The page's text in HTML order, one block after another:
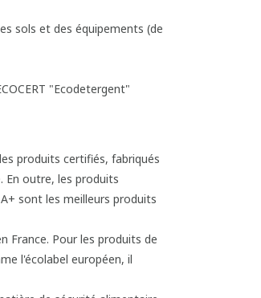
sols et des équipements (de
"Ecodetergent"